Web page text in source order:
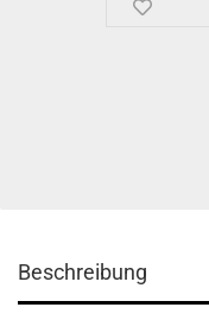
Beschreibung